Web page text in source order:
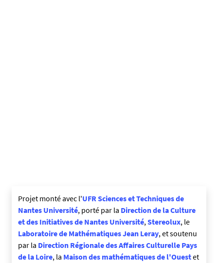
Projet monté avec l'UFR Sciences et Techniques de
Nantes Université, porté par la Direction de la Culture
et des Initiatives de Nantes Université,Stereolux, le
Laboratoire de Mathématiques Jean Leray, et soutenu
par la Direction Régionale des Affaires Culturelle Pays
de la Loire, la Maison des mathématiques de l'Ouestet